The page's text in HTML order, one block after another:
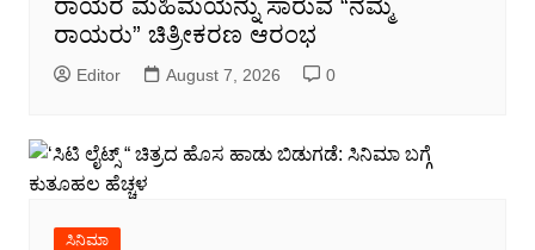
ರಾಯರ ಮಹಿಮೆಯನ್ನು ಸಾರುವ “ನಮ್ಮ
ರಾಯರು” ಚಿತ್ರೀಕರಣ ಆರಂಭ
Editor August 7, 2026 0
ಸಿನಿಮಾ